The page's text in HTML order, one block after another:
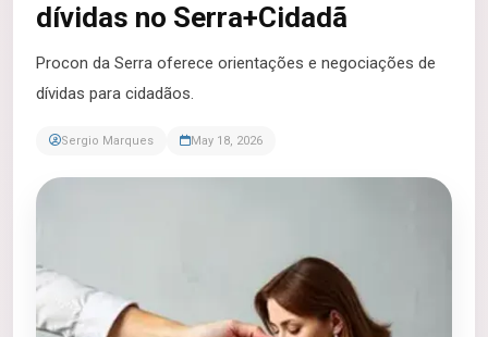
dívidas no Serra+Cidadã
Procon da Serra oferece orientações e negociações de
dívidas para cidadãos.
Sergio Marques May 18, 2026